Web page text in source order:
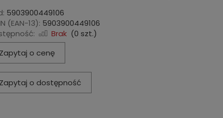
5903900449106
(EAN-13): 5903900449106
Brak (0 szt.)
Zapytaj o cenę
Zapytaj o dostępność